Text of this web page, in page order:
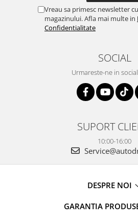
Vreau sa primesc newsletter
magazinului. Afla mai multe in
Confidentialitate
SOCIAL
Urmareste-ne in
SUPORT
10:00-16:00
DESPRE NOI
GARANTIA